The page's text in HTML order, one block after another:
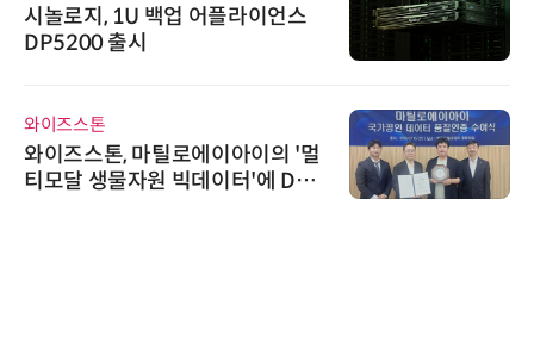
지, 1U 백업 어플라이언스
출시
스톤
스톤, 마틸로에이아이의 '멀
생물자원 빅데이터'에 DQ
다래전
026'서
스 미
인아그룹
'자동
인아그
어 개최